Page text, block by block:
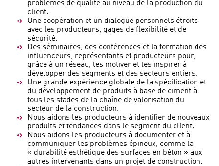
problèmes de qualité au niveau de la production du
client.
Une coopération et un dialogue personnels étroits
avec les producteurs, gages de flexibilité et de
sécurité.
Des séminaires, des conférences et la formation des
influenceurs, représentants et producteurs pour,
grâce à un réseau, les motiver et les inspirer à
développer des segments et des secteurs entiers.
Une grande expérience globale de la spécification et
du développement de produits à base de ciment à
tous les stades de la chaîne de valorisation du
secteur de la construction.
Nous aidons les producteurs à identifier de nouveaux
produits et tendances dans le segment du client.
Nous aidons les producteurs à documenter et à
communiquer les problèmes épineux, comme la
« durabilité esthétique des surfaces en béton » aux
autres intervenants dans un projet de construction.